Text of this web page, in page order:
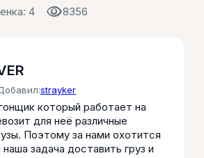
4 visibility8356
strayker
который работает на
для неё различные
Поэтому за нами охотится
задача доставить груз и